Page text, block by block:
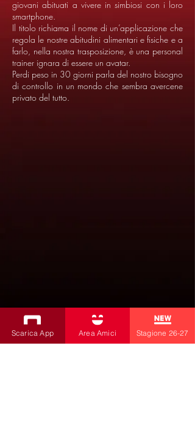
giovani abituati a vivere in simbiosi con i loro
smartphone.
Il titolo richiama il nome di un’applicazione che
regola le nostre abitudini alimentari e fisiche e a
farlo, nella nostra trasposizione, è una personal
trainer ignara di essere un avatar.
Perdi peso in 30 giorni parla del nostro bisogno
di controllo in un mondo che sembra avercene
privato del tutto.
Scarica App Area Amici Stagione 26-27